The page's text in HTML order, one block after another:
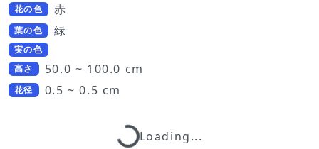
花の色 赤
葉の色 緑
実の色
高さ
50.0 ~ 100.0 cm
花径 0.5 ~ 0.5 cm
Loading...Loading...